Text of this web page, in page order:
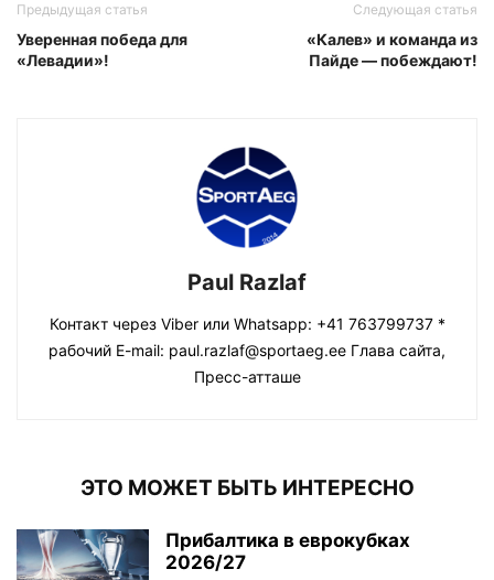
Предыдущая статья
Уверенная победа для
«Левадии»!
Следующая статья
«Калев» и команда из
Пайде — побеждают!
Paul Razlaf
Контакт через Viber или Whatsapp: +41 763799737 *
рабочий E-mail: paul.razlaf@sportaeg.ee Глава сайта,
Пресс-атташе
ЭТО МОЖЕТ БЫТЬ ИНТЕРЕСНО
Прибалтика в еврокубках
2026/27